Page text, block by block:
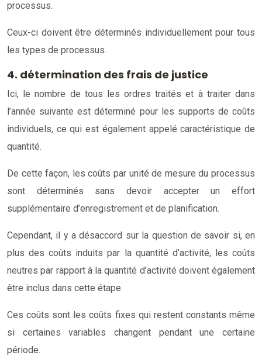
processus.
Ceux-ci doivent être déterminés individuellement pour tous
les types de processus.
4. détermination des frais de justice
Ici, le nombre de tous les ordres traités et à traiter dans
l’année suivante est déterminé pour les supports de coûts
individuels, ce qui est également appelé caractéristique de
quantité.
De cette façon, les coûts par unité de mesure du processus
sont déterminés sans devoir accepter un effort
supplémentaire d’enregistrement et de planification.
Cependant, il y a désaccord sur la question de savoir si, en
plus des coûts induits par la quantité d’activité, les coûts
neutres par rapport à la quantité d’activité doivent également
être inclus dans cette étape.
Ces coûts sont les coûts fixes qui restent constants même
si certaines variables changent pendant une certaine
période.